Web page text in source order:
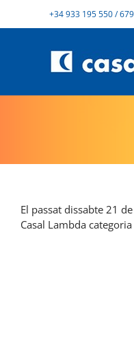
+34 933 195 550 /
El passat dissabte 21
Casal Lambda